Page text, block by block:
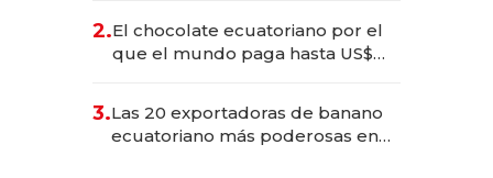
2.El chocolate ecuatoriano por el
que el mundo paga hasta US$
3.Las 20 exportadoras de banano
ecuatoriano más poderosas en